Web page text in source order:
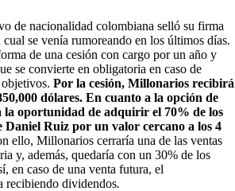
de nacionalidad colombiana selló su firma
cual se venía rumoreando en los últimos días.
de una cesión con cargo por un año y
se convierte en obligatoria en caso de
Por la cesión, Millonarios recibirá
dólares. En cuanto a la opción de
la oportunidad de adquirir el 70% de los
Daniel Ruiz por un valor cercano a los 4
ello, Millonarios cerraría una de las ventas
y, además, quedaría con un 30% de los
en caso de una venta futura, el
recibiendo dividendos.